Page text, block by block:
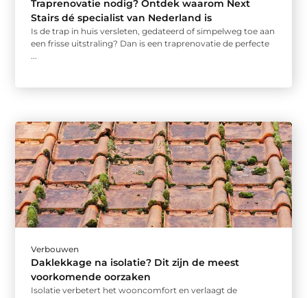
Traprenovatie nodig? Ontdek waarom Next
Stairs dé specialist van Nederland is
Is de trap in huis versleten, gedateerd of simpelweg toe aan
een frisse uitstraling? Dan is een traprenovatie de perfecte
Verbouwen
Daklekkage na isolatie? Dit zijn de meest
voorkomende oorzaken
Isolatie verbetert het wooncomfort en verlaagt de